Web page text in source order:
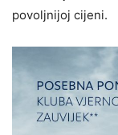
povoljnijoj cijeni.